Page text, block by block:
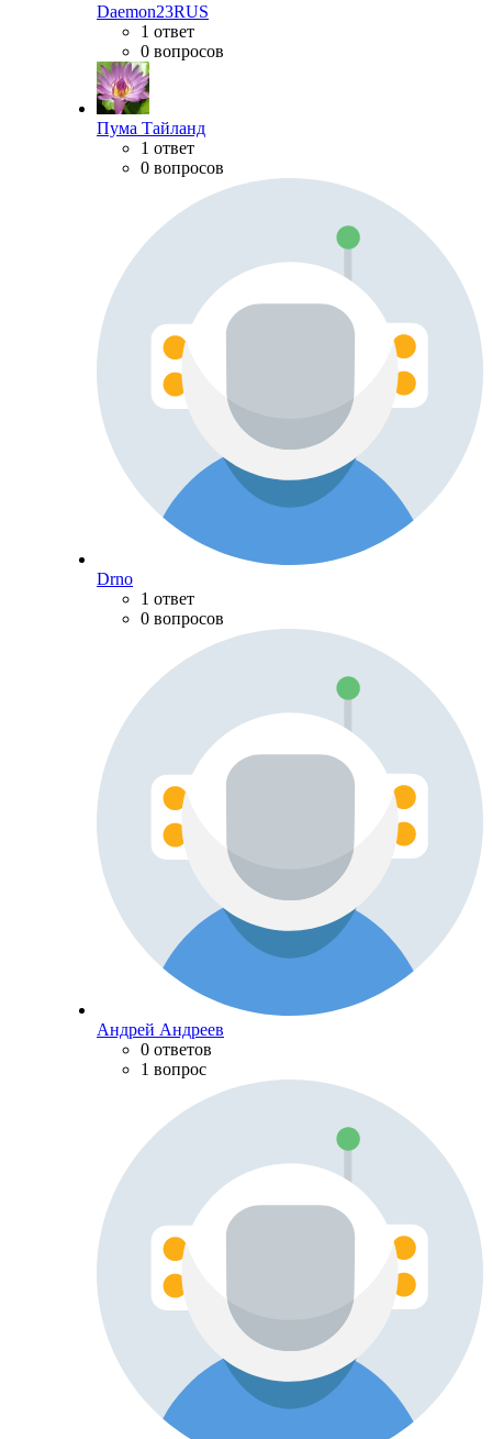
Daemon23RUS
1 ответ
0 вопросов
Пума Тайланд
1 ответ
0 вопросов
Drno
1 ответ
0 вопросов
Андрей Андреев
0 ответов
1 вопрос